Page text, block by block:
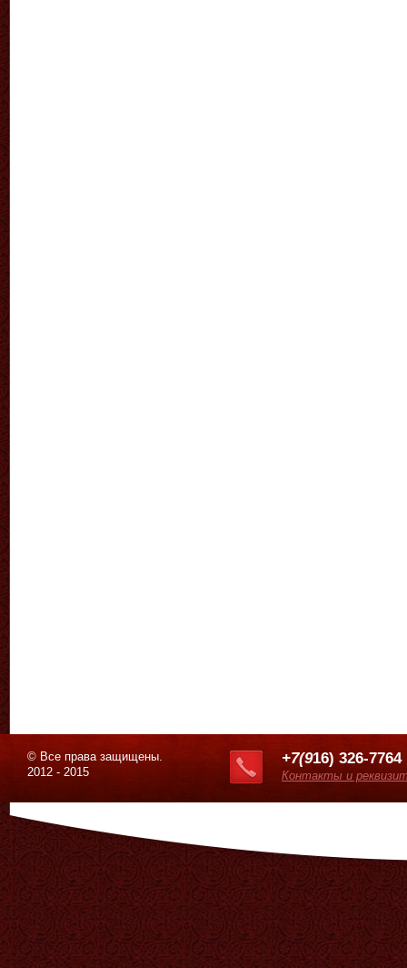
© Все права защищены.
2012 - 2015
+7(916) 326-7764
Контакты и